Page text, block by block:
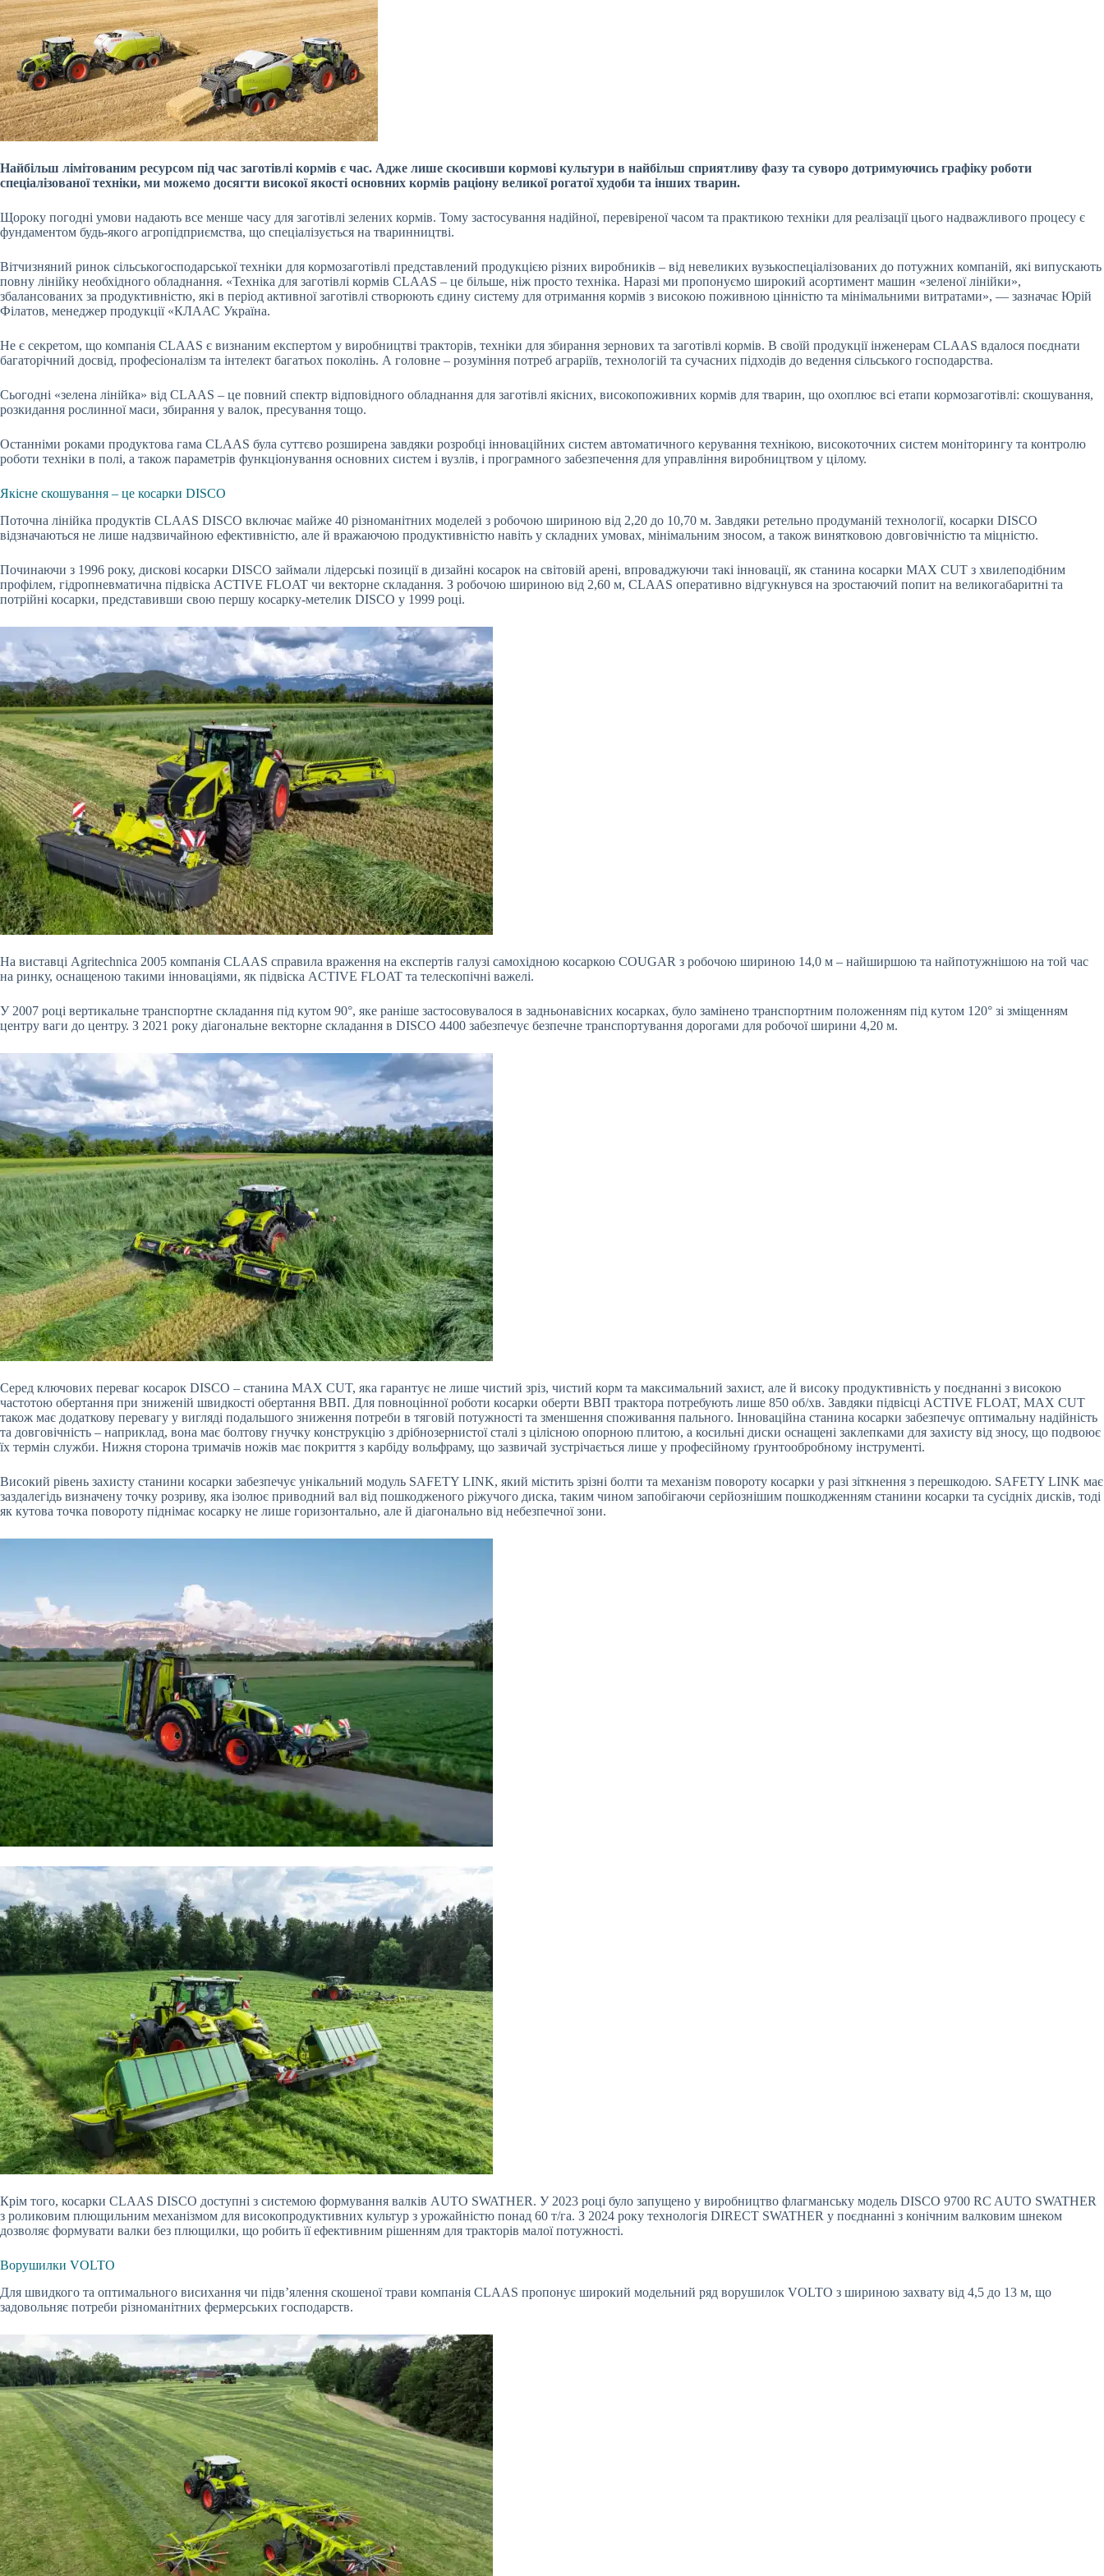
Найбільш лімітованим ресурсом під час заготівлі кормів є час. Адже лише скосивши кормові культури в найбільш сприятливу фазу та суворо дотримуючись графіку роботи
спеціалізованої техніки, ми можемо досягти високої якості основних кормів раціону великої рогатої худоби та інших тварин.
Щороку погодні умови надають все менше часу для заготівлі зелених кормів. Тому застосування надійної, перевіреної часом та практикою техніки для реалізації цього надважливого процесу є
фундаментом будь-якого агропідприємства, що спеціалізується на тваринництві.
Вітчизняний ринок сільськогосподарської техніки для кормозаготівлі представлений продукцією різних виробників – від невеликих вузькоспеціалізованих до потужних компаній, які випускають
повну лінійку необхідного обладнання. «Техніка для заготівлі кормів CLAAS – це більше, ніж просто техніка. Наразі ми пропонуємо широкий асортимент машин «зеленої лінійки»,
збалансованих за продуктивністю, які в період активної заготівлі створюють єдину систему для отримання кормів з високою поживною цінністю та мінімальними витратами», — зазначає Юрій
Філатов, менеджер продукції «КЛААС Україна.
Не є секретом, що компанія CLAAS є визнаним експертом у виробництві тракторів, техніки для збирання зернових та заготівлі кормів. В своїй продукції інженерам CLAAS вдалося поєднати
багаторічний досвід, професіоналізм та інтелект багатьох поколінь. А головне – розуміння потреб аграріїв, технологій та сучасних підходів до ведення сільського господарства.
Сьогодні «зелена лінійка» від CLAAS – це повний спектр відповідного обладнання для заготівлі якісних, високопоживних кормів для тварин, що охоплює всі етапи кормозаготівлі: скошування,
розкидання рослинної маси, збирання у валок, пресування тощо.
Останніми роками продуктова гама CLAAS була суттєво розширена завдяки розробці інноваційних систем автоматичного керування технікою, високоточних систем моніторингу та контролю
роботи техніки в полі, а також параметрів функціонування основних систем і вузлів, і програмного забезпечення для управління виробництвом у цілому.
Якісне скошування – це косарки DISCO
Поточна лінійка продуктів CLAAS DISCO включає майже 40 різноманітних моделей з робочою шириною від 2,20 до 10,70 м. Завдяки ретельно продуманій технології, косарки DISCO
відзначаються не лише надзвичайною ефективністю, але й вражаючою продуктивністю навіть у складних умовах, мінімальним зносом, а також винятковою довговічністю та міцністю.
Починаючи з 1996 року, дискові косарки DISCO займали лідерські позиції в дизайні косарок на світовій арені, впроваджуючи такі інновації, як станина косарки MAX CUT з хвилеподібним
профілем, гідропневматична підвіска ACTIVE FLOAT чи векторне складання. З робочою шириною від 2,60 м, CLAAS оперативно відгукнувся на зростаючий попит на великогабаритні та
потрійні косарки, представивши свою першу косарку-метелик DISCO у 1999 році.
На виставці Agritechnica 2005 компанія CLAAS справила враження на експертів галузі самохідною косаркою COUGAR з робочою шириною 14,0 м – найширшою та найпотужнішою на той час
на ринку, оснащеною такими інноваціями, як підвіска ACTIVE FLOAT та телескопічні важелі.
У 2007 році вертикальне транспортне складання під кутом 90°, яке раніше застосовувалося в задньонавісних косарках, було замінено транспортним положенням під кутом 120° зі зміщенням
центру ваги до центру. З 2021 року діагональне векторне складання в DISCO 4400 забезпечує безпечне транспортування дорогами для робочої ширини 4,20 м.
Серед ключових переваг косарок DISCO – станина MAX CUT, яка гарантує не лише чистий зріз, чистий корм та максимальний захист, але й високу продуктивність у поєднанні з високою
частотою обертання при зниженій швидкості обертання ВВП. Для повноцінної роботи косарки оберти ВВП трактора потребують лише 850 об/хв. Завдяки підвісці ACTIVE FLOAT, MAX CUT
також має додаткову перевагу у вигляді подальшого зниження потреби в тяговій потужності та зменшення споживання пального. Інноваційна станина косарки забезпечує оптимальну надійність
та довговічність – наприклад, вона має болтову гнучку конструкцію з дрібнозернистої сталі з цілісною опорною плитою, а косильні диски оснащені заклепками для захисту від зносу, що подвоює
їх термін служби. Нижня сторона тримачів ножів має покриття з карбіду вольфраму, що зазвичай зустрічається лише у професійному ґрунтообробному інструменті.
Високий рівень захисту станини косарки забезпечує унікальний модуль SAFETY LINK, який містить зрізні болти та механізм повороту косарки у разі зіткнення з перешкодою. SAFETY LINK має
заздалегідь визначену точку розриву, яка ізолює приводний вал від пошкодженого ріжучого диска, таким чином запобігаючи серйознішим пошкодженням станини косарки та сусідніх дисків, тоді
як кутова точка повороту піднімає косарку не лише горизонтально, але й діагонально від небезпечної зони.
Крім того, косарки CLAAS DISCO доступні з системою формування валків AUTO SWATHER. У 2023 році було запущено у виробництво флагманську модель DISCO 9700 RC AUTO SWATHER
з роликовим плющильним механізмом для високопродуктивних культур з урожайністю понад 60 т/га. З 2024 року технологія DIRECT SWATHER у поєднанні з конічним валковим шнеком
дозволяє формувати валки без плющилки, що робить її ефективним рішенням для тракторів малої потужності.
Ворушилки VOLTO
Для швидкого та оптимального висихання чи підв’ялення скошеної трави компанія CLAAS пропонує широкий модельний ряд ворушилок VOLTO з шириною захвату від 4,5 до 13 м, що
задовольняє потреби різноманітних фермерських господарств.